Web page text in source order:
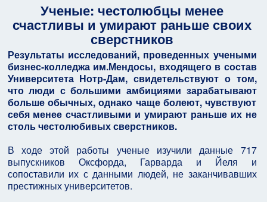
Ученые: честолюбцы менее
счастливы и умирают раньше своих
сверстников
Результаты исследований, проведенных учеными
бизнес-колледжа им.Мендосы, входящего в состав
Университета Нотр-Дам, свидетельствуют о том,
что люди с большими амбициями зарабатывают
больше обычных, однако чаще болеют, чувствуют
себя менее счастливыми и умирают раньше их не
столь честолюбивых сверстников.
В ходе этой работы ученые изучили данные 717
выпускников Оксфорда, Гарварда и Йеля и
сопоставили их с данными людей, не заканчивавших
престижных университетов.